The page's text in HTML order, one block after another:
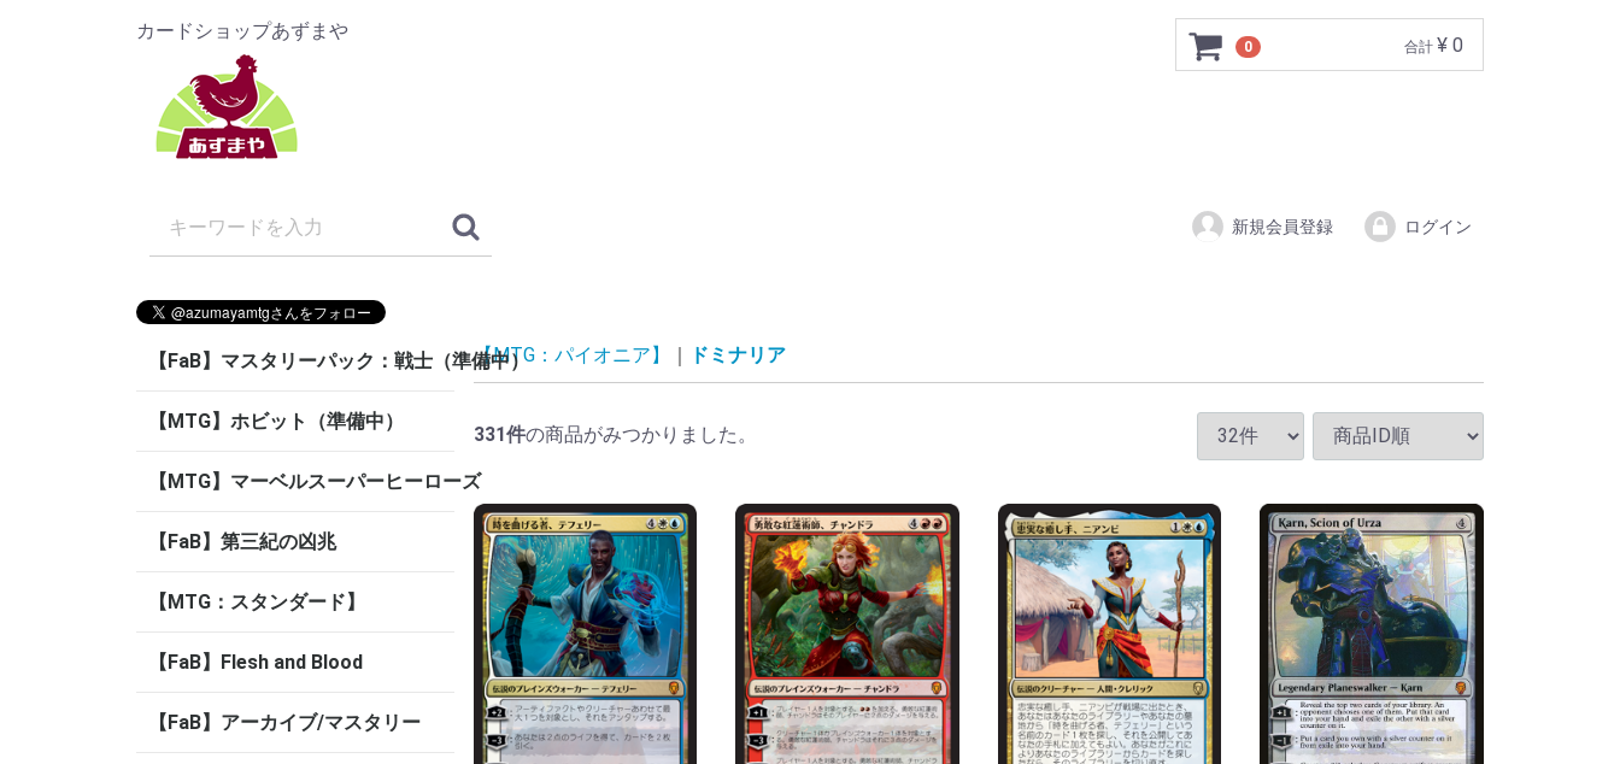
カードショップあずまや
新規会員登録 ログイン
0 合計 ¥ 0
【FaB】マスタリーパック：戦士（準備中）
【MTG】ホビット（準備中）
【MTG】マーベルスーパーヒーローズ
【FaB】第三紀の凶兆
【MTG：スタンダード】
【FaB】Flesh and Blood
【FaB】アーカイブ/マスタリー
【MTG：パイオニア】 ドミナリア
331件の商品がみつかりました。